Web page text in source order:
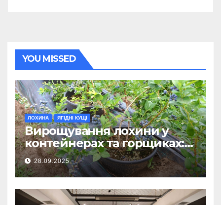
YOU MISSED
ЛОХИНА ЯГІДНІ КУЩІ
Вирощування лохини у
контейнерах та горщиках:
наскільки це реально?
28.09.2025